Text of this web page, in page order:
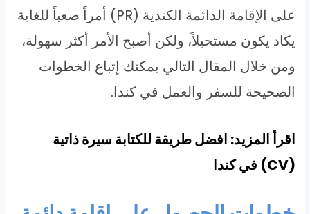
على الإقامة الدائمة الكندية (PR) أمراً صعباً للغاية
يكاد يكون مستحيلاً، ولكن أصبح الأمر أكثر سهولة،
ومن خلال المقال التالي يمكنك إتباع الخطوات
الصحيحة للسفر والعمل في كندا.
اقرأ المزيد: افضل طريقة للكتابة سيرة ذاتية
(CV) في كندا